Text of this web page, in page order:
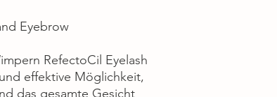
Eyebrow
RefectoCil Eyelash
effektive Möglichkeit,
das gesamte Gesicht